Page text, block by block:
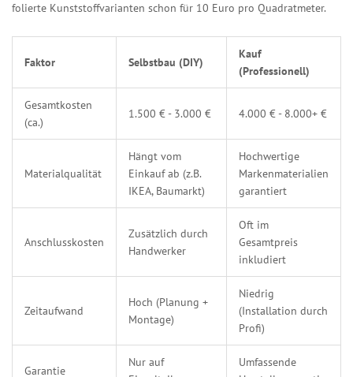
folierte Kunststoffvarianten schon für 10 Euro pro Quadratmeter.
Faktor Selbstbau (DIY)
Kauf
(Professionell)
Gesamtkosten
(ca.)
1.500 € - 3.000 € 4.000 € - 8.000+ €
Materialqualität
Hängt vom
Einkauf ab (z.B.
IKEA, Baumarkt)
Hochwertige
Markenmaterialien
garantiert
Anschlusskosten
Zusätzlich durch
Handwerker
Oft im
Gesamtpreis
inkludiert
Zeitaufwand
Hoch (Planung +
Montage)
Niedrig
(Installation durch
Profi)
Garantie
Nur auf
Umfassende